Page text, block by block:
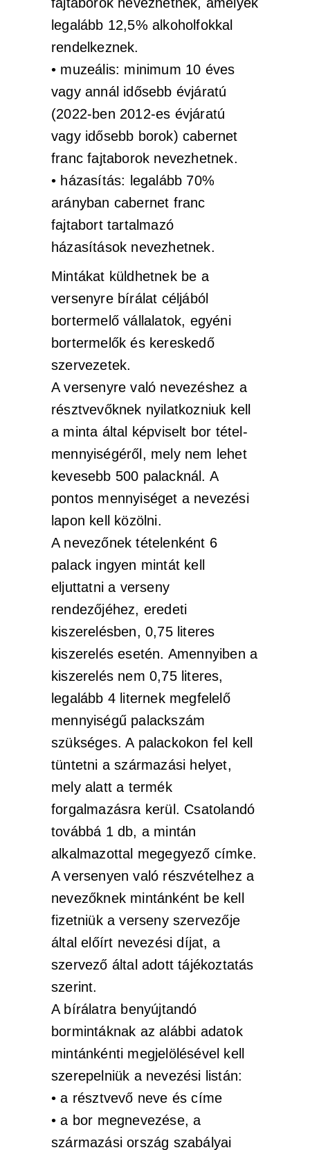
legalább 12,5% alkoholfokkal
rendelkeznek.
• muzeális: minimum 10 éves
vagy annál idősebb évjáratú
(2022-ben 2012-es évjáratú
vagy idősebb borok) cabernet
franc fajtaborok nevezhetnek.
• házasítás: legalább 70%
arányban cabernet franc
fajtabort tartalmazó
házasítások nevezhetnek.
Mintákat küldhetnek be a
versenyre bírálat céljából
bortermelő vállalatok, egyéni
bortermelők és kereskedő
szervezetek.
A versenyre való nevezéshez a
résztvevőknek nyilatkozniuk kell
a minta által képviselt bor tétel-
mennyiségéről, mely nem lehet
kevesebb 500 palacknál. A
pontos mennyiséget a nevezési
lapon kell közölni.
A nevezőnek tételenként 6
palack ingyen mintát kell
eljuttatni a verseny
rendezőjéhez, eredeti
kiszerelésben, 0,75 literes
kiszerelés esetén. Amennyiben a
kiszerelés nem 0,75 literes,
legalább 4 liternek megfelelő
mennyiségű palackszám
szükséges. A palackokon fel kell
tüntetni a származási helyet,
mely alatt a termék
forgalmazásra kerül. Csatolandó
továbbá 1 db, a mintán
alkalmazottal megegyező címke.
A versenyen való részvételhez a
nevezőknek mintánként be kell
fizetniük a verseny szervezője
által előírt nevezési díjat, a
szervező által adott tájékoztatás
szerint.
A bírálatra benyújtandó
bormintáknak az alábbi adatok
mintánkénti megjelölésével kell
szerepelniük a nevezési listán:
• a résztvevő neve és címe
• a bor megnevezése, a
származási ország szabályai